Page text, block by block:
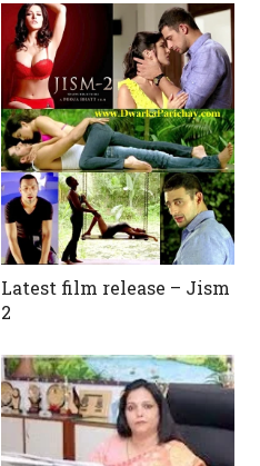
Latest film release – Jism
2